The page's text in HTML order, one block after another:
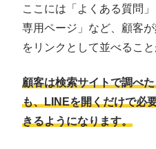
ここには「よくある質問
専用ページ」など、顧客
をリンクとして並べること
顧客は検索サイトで調べ
も、LINEを開くだけで必
きるようになります。